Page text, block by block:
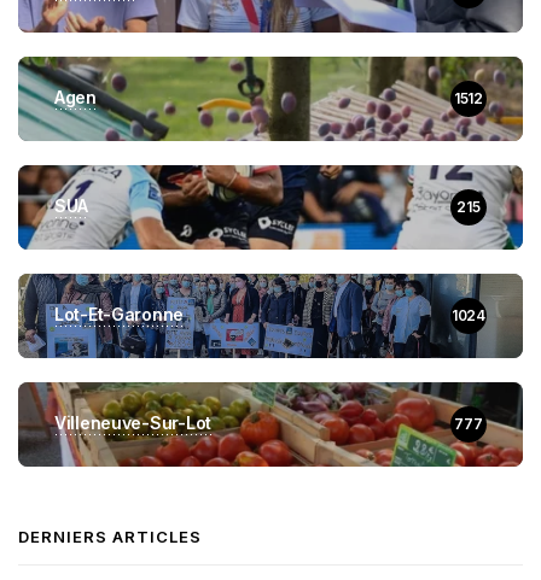
Agen 1512
SUA 215
Lot-Et-Garonne 1024
Villeneuve-Sur-Lot 777
DERNIERS ARTICLES